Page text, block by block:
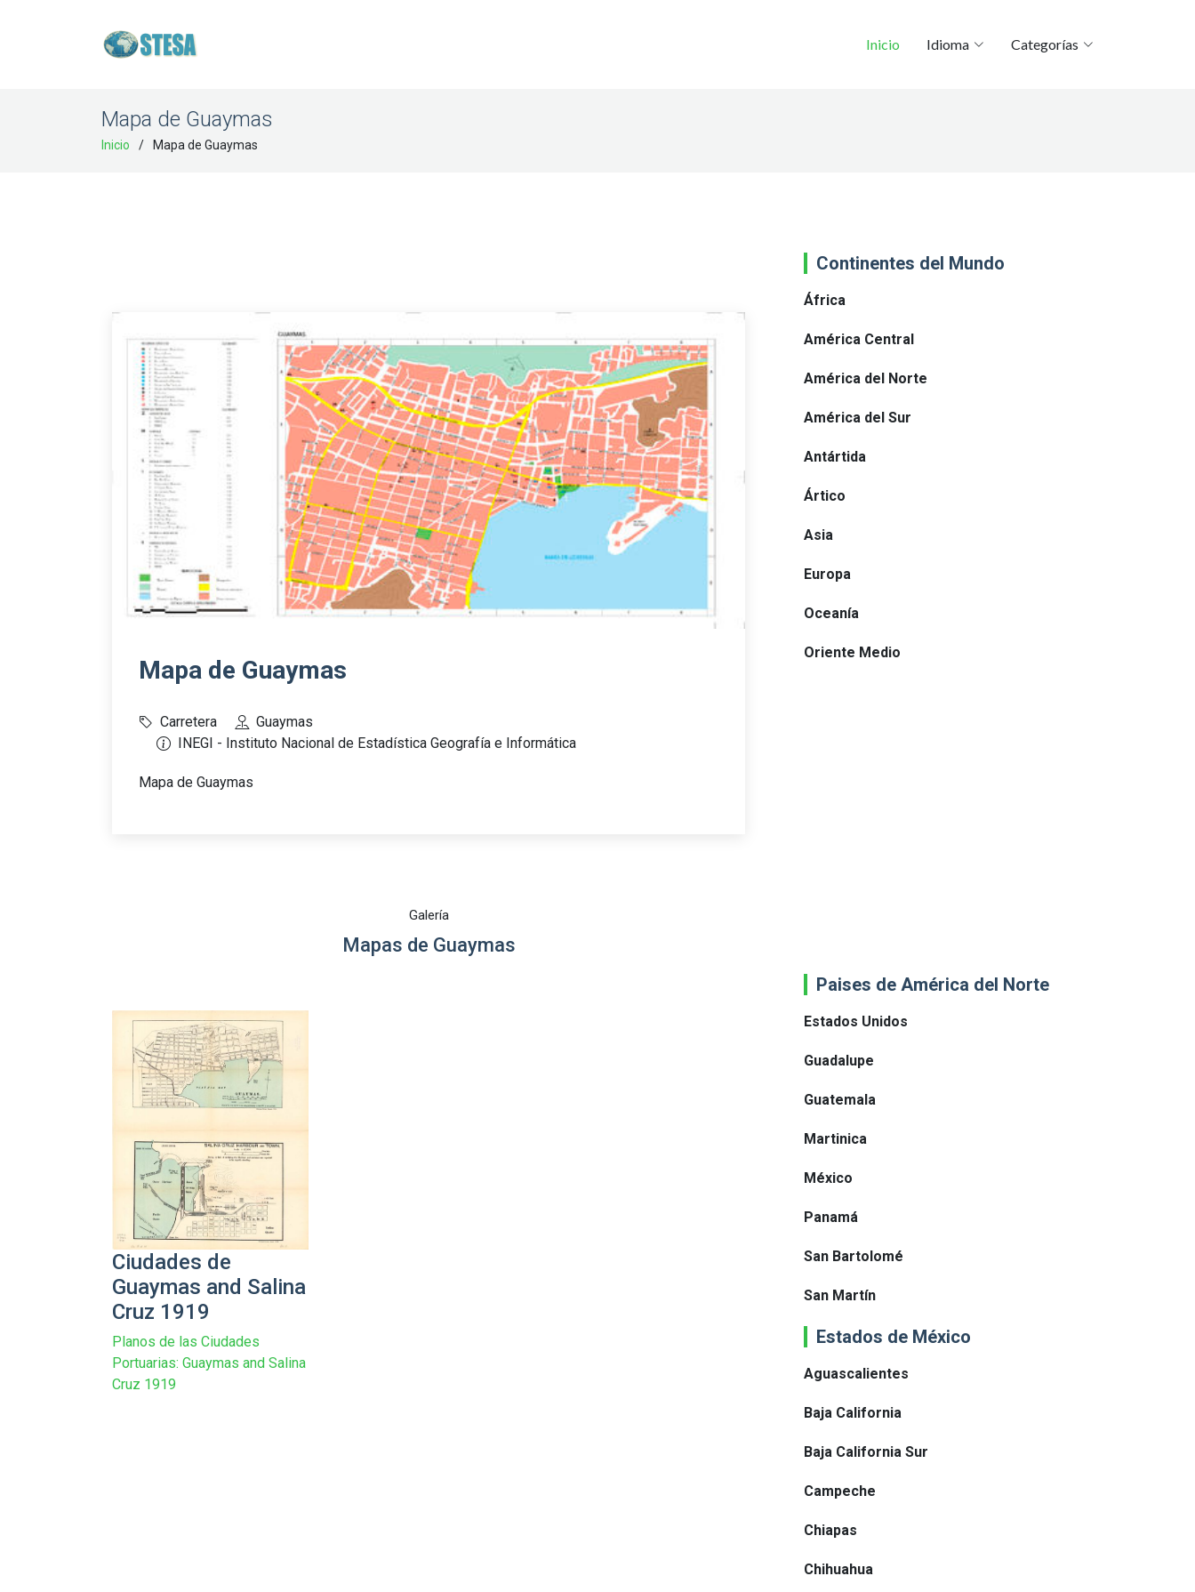
Inicio Idioma Categorías
Mapa de Guaymas
Inicio Mapa de Guaymas
Mapa de Guaymas
Carretera
Guaymas
INEGI - Instituto Nacional de Estadística Geografía e Informática
Mapa de Guaymas
Galería
Mapas de Guaymas
Ciudades de
Guaymas and Salina
Cruz 1919
Planos de las Ciudades
Portuarias: Guaymas and Salina
Cruz 1919
Continentes del Mundo
África
América Central
América del Norte
América del Sur
Antártida
Ártico
Asia
Europa
Oceanía
Oriente Medio
Paises de América del Norte
Estados Unidos
Guadalupe
Guatemala
Martinica
México
Panamá
San Bartolomé
San Martín
Estados de México
Aguascalientes
Baja California
Baja California Sur
Campeche
Chiapas
Chihuahua